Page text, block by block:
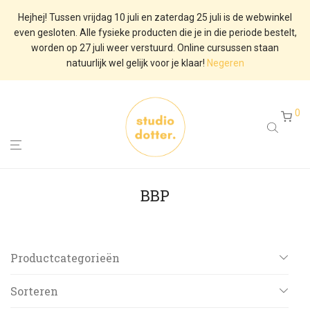
Hejhej! Tussen vrijdag 10 juli en zaterdag 25 juli is de webwinkel
even gesloten. Alle fysieke producten die je in die periode bestelt,
worden op 27 juli weer verstuurd. Online cursussen staan
natuurlijk wel gelijk voor je klaar! Negeren
0
BBP
Productcategorieën
Sorteren